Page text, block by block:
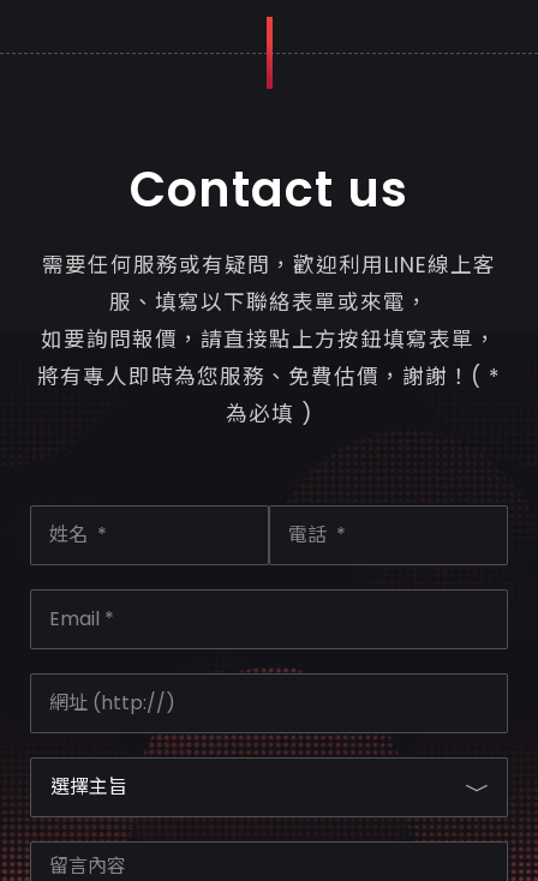
Contact us
需要任何服務或有疑問，歡迎利用LINE線上客
服、填寫以下聯絡表單或來電，
如要詢問報價，請直接點上方按鈕填寫表單，
將有專人即時為您服務、免費估價，謝謝！( *
為必填 )